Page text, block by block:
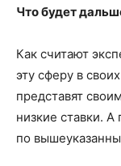
Что будет
Как считают
эту сферу в
представят
низкие ставки.
по